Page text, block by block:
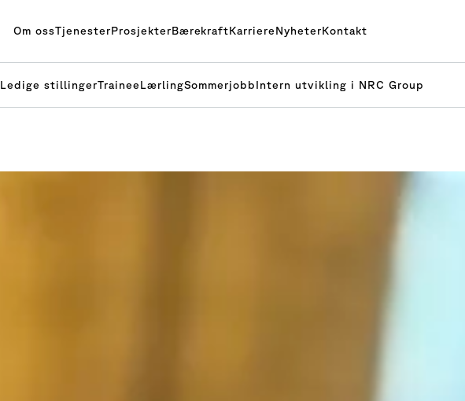
Om ossTjenesterProsjekterBærekraftKarriereNyheterKontakt
Ledige stillingerTraineeLærlingSommerjobbIntern utvikling i NRC Group